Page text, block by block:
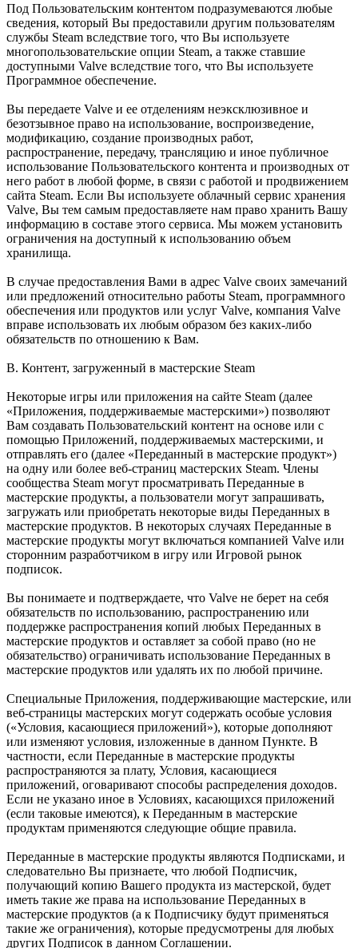
Под Пользовательским контентом подразумеваются любые
сведения, который Вы предоставили другим пользователям
службы Steam вследствие того, что Вы используете
многопользовательские опции Steam, а также ставшие
доступными Valve вследствие того, что Вы используете
Программное обеспечение.
Вы передаете Valve и ее отделениям неэксклюзивное и
безотзывное право на использование, воспроизведение,
модификацию, создание производных работ,
распространение, передачу, трансляцию и иное публичное
использование Пользовательского контента и производных от
него работ в любой форме, в связи с работой и продвижением
сайта Steam. Если Вы используете облачный сервис хранения
Valve, Вы тем самым предоставляете нам право хранить Вашу
информацию в составе этого сервиса. Мы можем установить
ограничения на доступный к использованию объем
хранилища.
В случае предоставления Вами в адрес Valve своих замечаний
или предложений относительно работы Steam, программного
обеспечения или продуктов или услуг Valve, компания Valve
вправе использовать их любым образом без каких-либо
обязательств по отношению к Вам.
B. Контент, загруженный в мастерские Steam
Некоторые игры или приложения на сайте Steam (далее
«Приложения, поддерживаемые мастерскими») позволяют
Вам создавать Пользовательский контент на основе или с
помощью Приложений, поддерживаемых мастерскими, и
отправлять его (далее «Переданный в мастерские продукт»)
на одну или более веб-страниц мастерских Steam. Члены
сообщества Steam могут просматривать Переданные в
мастерские продукты, а пользователи могут запрашивать,
загружать или приобретать некоторые виды Переданных в
мастерские продуктов. В некоторых случаях Переданные в
мастерские продукты могут включаться компанией Valve или
сторонним разработчиком в игру или Игровой рынок
подписок.
Вы понимаете и подтверждаете, что Valve не берет на себя
обязательств по использованию, распространению или
поддержке распространения копий любых Переданных в
мастерские продуктов и оставляет за собой право (но не
обязательство) ограничивать использование Переданных в
мастерские продуктов или удалять их по любой причине.
Специальные Приложения, поддерживающие мастерские, или
веб-страницы мастерских могут содержать особые условия
(«Условия, касающиеся приложений»), которые дополняют
или изменяют условия, изложенные в данном Пункте. В
частности, если Переданные в мастерские продукты
распространяются за плату, Условия, касающиеся
приложений, оговаривают способы распределения доходов.
Если не указано иное в Условиях, касающихся приложений
(если таковые имеются), к Переданным в мастерские
продуктам применяются следующие общие правила.
Переданные в мастерские продукты являются Подписками, и
следовательно Вы признаете, что любой Подписчик,
получающий копию Вашего продукта из мастерской, будет
иметь такие же права на использование Переданных в
мастерские продуктов (а к Подписчику будут применяться
такие же ограничения), которые предусмотрены для любых
других Подписок в данном Соглашении.